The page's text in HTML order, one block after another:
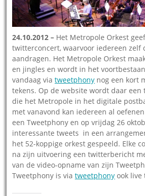
24.10.2012 – Het Metropole Orkest
twitterconcert, waarvoor iedereen zelf
aandragen. Het Metropole Orkest
en jingles en wordt in het
vandaag viatweetphony nog een kort
tekens. Op de website wordt daar een
die het Metropole in het digitale
met vanavond kan iedereen al
een Tweetphony en op vrijdag 26
interessante tweets in een
het 52-koppige orkest gespeeld. Elke
na zijn uitvoering een twitterbericht
van de video-opname van zijn
Tweetphony is viatweetphony ook live